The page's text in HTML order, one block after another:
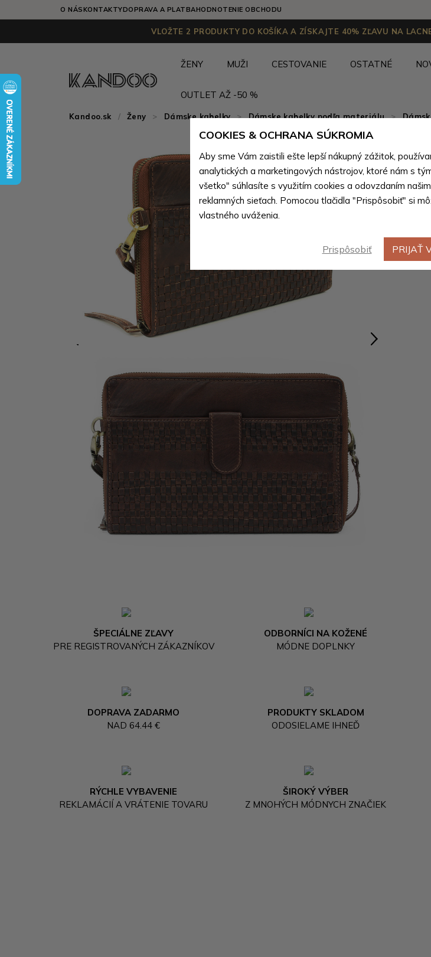
O NÁSKONTAKTYDOPRAVA A PLATBAHODNOTENIE OBCHODU
VLOŽTE 2 PRODUKTY DO KOŠÍKA A ZÍSKAJTE 40% ZĽAVU NA
ŽENY MUŽI CESTOVANIE OSTATNÉ
OUTLET AŽ -50 %
Kandoo.sk Ženy > Dámske kabelky > Dámske kabelky podľa materiálu >
Výpredaj
ŠPECIÁLNE ZĽAVY
PRE REGISTROVANÝCH ZÁKAZNÍKOV
ODBORNÍCI NA KOŽENÉ
MÓDNE DOPLNKY
DOPRAVA ZADARMO
NAD 64.44 €
PRODUKTY SKLADOM
ODOSIELAME IHNEĎ
RÝCHLE VYBAVENIE
REKLAMÁCIÍ A VRÁTENIE TOVARU
ŠIROKÝ VÝBER
Z MNOHÝCH MÓDNYCH ZNAČIEK
COOKIES & OCHRANA SÚKROMIA
Aby sme Vám zaistili ešte lepší nákupný zážitok,
analytických a marketingových nástrojov, ktoré nám s
všetko" súhlasíte s využitím cookies a odovzdaním
reklamných sieťach. Pomocou tlačidla "Prispôsobiť" si
vlastného uváženia.
Prispôsobiť PRIJAŤ